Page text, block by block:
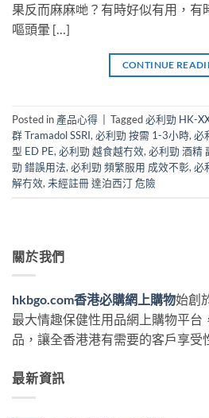
果反而麻麻哋？有時好似有用，有
嘔頭暈 […]
CONTINUE
Posted in 產品心得 Tagged必利勁 HK-
群 Tramadol SSRI, 必利勁 按需 1-3小時, 必
型 ED PE, 必利勁 越食越冇效, 必利勁 酒精
勁 錯誤用法, 必利勁 頻繁服用 成效不彰, 必
解冇效, 未經註冊 達泊西汀 危險
關於我們
hkbgo.com香港必購網上購物始創
最大情趣保健性用品網上購物平台
品，讓全香港港有需要的客戶享受
最新資訊